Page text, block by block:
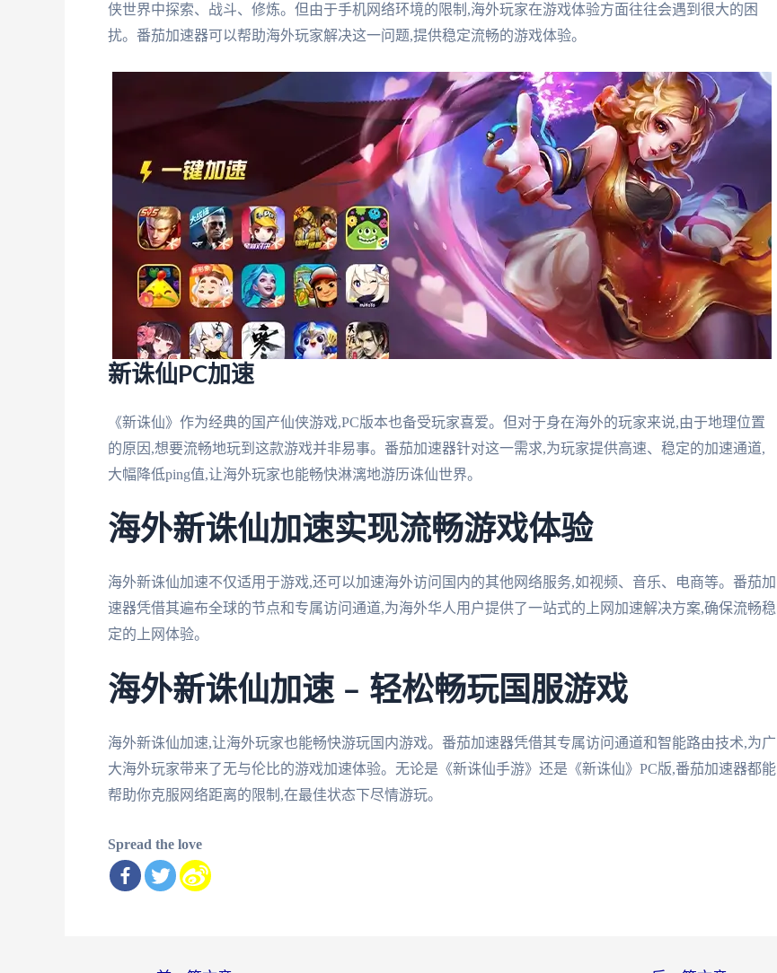
侠世界中探索、战斗、修炼。但由于手机网络环境的限制,海外玩家在游戏体验方面往往会遇到很大的困
扰。番茄加速器可以帮助海外玩家解决这一问题,提供稳定流畅的游戏体验。
新诛仙PC加速
《新诛仙》作为经典的国产仙侠游戏,PC版本也备受玩家喜爱。但对于身在海外的玩家来说,由于地理位置
的原因,想要流畅地玩到这款游戏并非易事。番茄加速器针对这一需求,为玩家提供高速、稳定的加速通道,
大幅降低ping值,让海外玩家也能畅快淋漓地游历诛仙世界。
海外新诛仙加速实现流畅游戏体验
海外新诛仙加速不仅适用于游戏,还可以加速海外访问国内的其他网络服务,如视频、音乐、电商等。番茄加
速器凭借其遍布全球的节点和专属访问通道,为海外华人用户提供了一站式的上网加速解决方案,确保流畅稳
定的上网体验。
海外新诛仙加速 – 轻松畅玩国服游戏
海外新诛仙加速,让海外玩家也能畅快游玩国内游戏。番茄加速器凭借其专属访问通道和智能路由技术,为广
大海外玩家带来了无与伦比的游戏加速体验。无论是《新诛仙手游》还是《新诛仙》PC版,番茄加速器都能
帮助你克服网络距离的限制,在最佳状态下尽情游玩。
Spread the love